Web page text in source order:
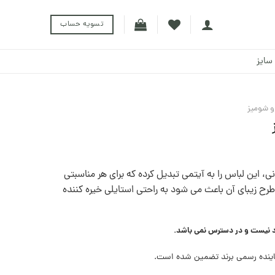
تسویه حساب
و شومیز
این لباس را به آیتمی تبدیل کرده که برای هر مناسبتی
زیبای آن باعث می شود به راحتی استایلی خیره کننده
نیست و در دسترس نمی باشد.
رسمی برند تضمین شده است.